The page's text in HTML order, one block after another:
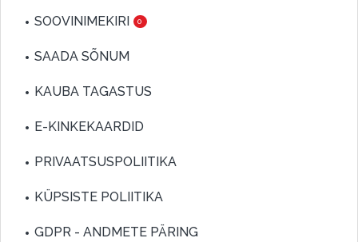
SOOVINIMEKIRI 0
SAADA SÕNUM
KAUBA TAGASTUS
E-KINKEKAARDID
PRIVAATSUSPOLIITIKA
KÜPSISTE POLIITIKA
GDPR - ANDMETE PÄRING